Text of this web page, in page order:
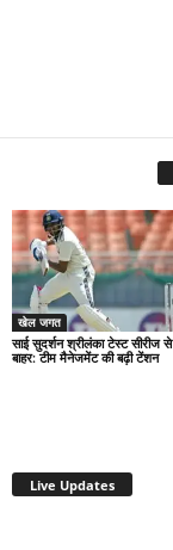
खेल जगत
साई सुदर्शन श्रीलंका टेस्ट सीरीज से
बाहर: टीम मैनेजमेंट की बढ़ी टेंशन
Live Updates